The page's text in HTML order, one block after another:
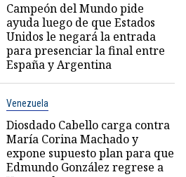
Campeón del Mundo pide
ayuda luego de que Estados
Unidos le negará la entrada
para presenciar la final entre
España y Argentina
Venezuela
Diosdado Cabello carga contra
María Corina Machado y
expone supuesto plan para que
Edmundo González regrese a